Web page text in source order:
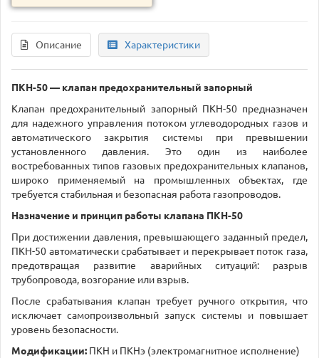
Описание Характеристики
ПКН-50 — клапан предохранительный запорный
Клапан предохранительный запорный ПКН-50 предназначен
для надежного управления потоком углеводородных газов и
автоматического закрытия системы при превышении
установленного давления. Это один из наиболее
востребованных типов газовых предохранительных клапанов,
широко применяемый на промышленных объектах, где
требуется стабильная и безопасная работа газопроводов.
Назначение и принцип работы клапана ПКН-50
При достижении давления, превышающего заданный предел,
ПКН-50 автоматически срабатывает и перекрывает поток газа,
предотвращая развитие аварийных ситуаций: разрыв
трубопровода, возгорание или взрыв.
После срабатывания клапан требует ручного открытия, что
исключает самопроизвольный запуск системы и повышает
уровень безопасности.
Модификации: ПКН и ПКНэ (электромагнитное исполнение)